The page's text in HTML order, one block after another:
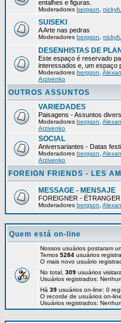
entalhes e figuras.
Moderadores bergson
SUISEKI
A Arte nas pedras
Moderadores bergson
DESENHISTAS DE
Este espaço é reservado
interessados e, um espaço
Moderadores bergson
Arzivenko
OUTROS ASSUNTOS
VARIEDADES
Paisagens - Assuntos
Moderadores bergson
Arzivenko
SOCIAL
Aniversariantes - Datas
Moderadores bergson
Arzivenko
FOREIGN FRIENDS - LES
MESSAGE - MENSAJE
FOREIGNER -
Moderadores bergson
Quem está on-line
Nossos usuários postaram
Temos 5284 usuários
O mais novo usuário
No total, 309 usuários
Usuários registrados:
Há 39 usuários on-line: 0
O recorde de usuários on-
Usuários registrados: